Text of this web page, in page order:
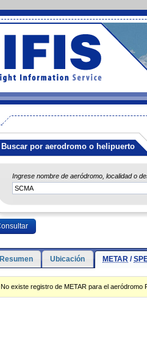
Buscar por aerodromo o helipuerto
Ingrese nombre de aeródromo, localidad o
Resumen Ubicación METAR /
No existe registro de METAR para el aeródromo